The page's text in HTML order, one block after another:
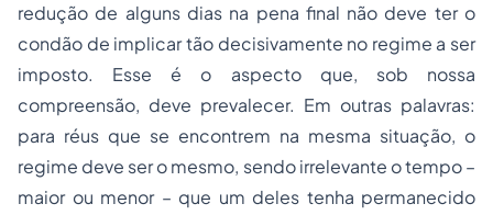
redução de alguns dias na pena final não deve ter o
condão de implicar tão decisivamente no regime a ser
imposto. Esse é o aspecto que, sob nossa
compreensão, deve prevalecer. Em outras palavras:
para réus que se encontrem na mesma situação, o
regime deve ser o mesmo, sendo irrelevante o tempo –
maior ou menor – que um deles tenha permanecido